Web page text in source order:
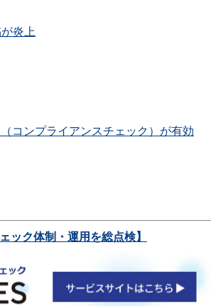
炎上
コンプライアンスチェック）が有効
ク体制・運用を総点検】